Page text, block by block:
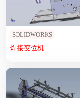
SOLIDWORKS
焊接变位机